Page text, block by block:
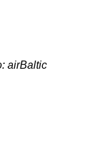
airBaltic